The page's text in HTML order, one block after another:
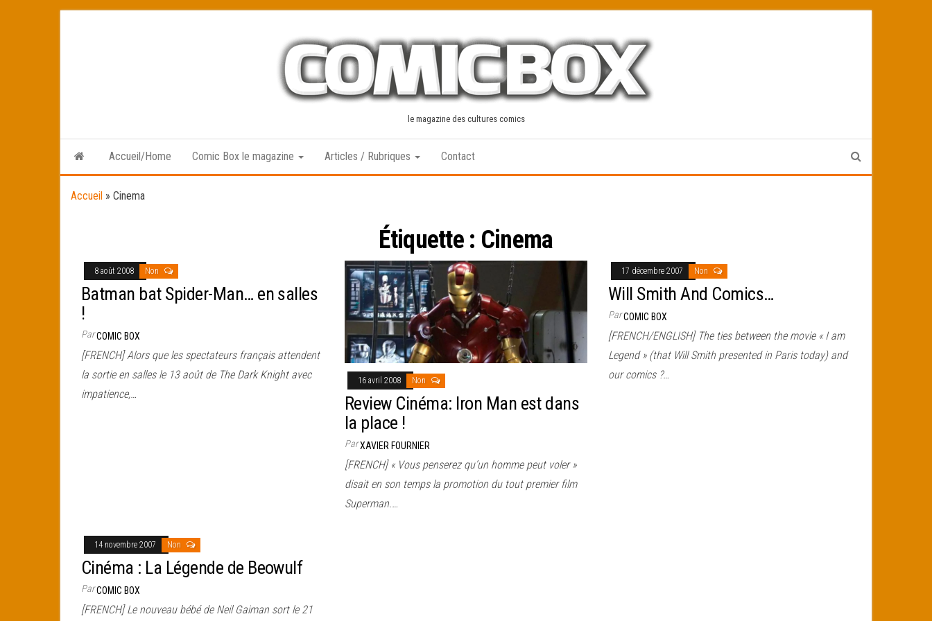
le magazine des cultures comics
Accueil/Home Comic Box le magazine Articles / Rubriques Contact
Accueil » Cinema
Étiquette : Cinema
8 août 2008 Non
Batman bat Spider-Man… en salles
!
ParCOMIC BOX
[FRENCH] Alors que les spectateurs français attendent
la sortie en salles le 13 août de The Dark Knight avec
impatience,…
16 avril 2008 Non
Review Cinéma: Iron Man est dans
la place !
ParXAVIER FOURNIER
[FRENCH] « Vous penserez qu’un homme peut voler »
disait en son temps la promotion du tout premier film
Superman.…
17 décembre 2007 Non
Will Smith And Comics…
ParCOMIC BOX
[FRENCH/ENGLISH] The ties between the movie « I am
Legend » (that Will Smith presented in Paris today) and
our comics ?…
14 novembre 2007 Non
Cinéma : La Légende de Beowulf
ParCOMIC BOX
[FRENCH] Le nouveau bébé de Neil Gaiman sort le 21